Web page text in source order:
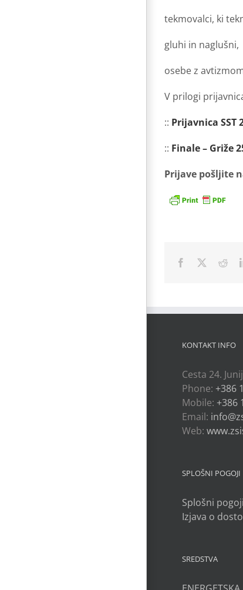
tekmovalci, ki
gluhi in naglušni,
osebe z
V prilogi
:: Prijavnica SST
:: Finale – Griže
Prijave pošljite
Facebook
KONTAKT INFO
Cesta 24.
Phone: +386
Mobile: +386
Email:
Web:
SPLOŠNI POGOJI
Splošni
Izjava o
SREDSTVA